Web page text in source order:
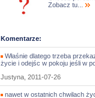
Zobacz tu...
Komentarze:
Właśnie dlatego trzeba
życie i odejśc w pokoju jeśli w
Justyna, 2011-07-26
nawet w ostatnich chwilach